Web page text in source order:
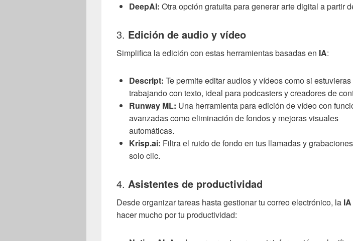
DeepAI: Otra opción gratuita para generar arte digital a partir
3. Edición de audio y vídeo
Simplifica la edición con estas herramientas basadas en IA:
Descript: Te permite editar audios y vídeos como si estuvieras
trabajando con texto, ideal para podcasters y creadores de
Runway ML: Una herramienta para edición de vídeo con
avanzadas como eliminación de fondos y mejoras visuales
automáticas.
Krisp.ai: Filtra el ruido de fondo en tus llamadas y
solo clic.
4. Asistentes de productividad
Desde organizar tareas hasta gestionar tu correo electrónico, la IA
hacer mucho por tu productividad: